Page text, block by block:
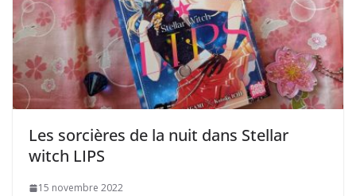
Les sorcières de la nuit dans Stellar
witch LIPS
15 novembre 2022